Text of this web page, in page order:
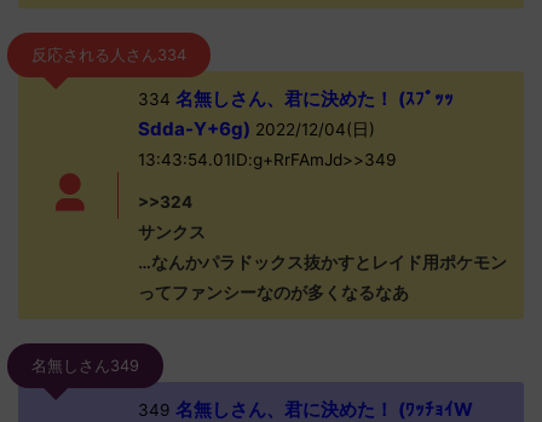
反応される人さん334
334 名無しさん、君に決めた！ (ｽﾌﾟｯｯ
Sdda-Y+6g) 2022/12/04(日)
13:43:54.01ID:g+RrFAmJd>>349
>>324
サンクス
…なんかパラドックス抜かすとレイド用ポケモン
ってファンシーなのが多くなるなあ
名無しさん349
349 名無しさん、君に決めた！ (ﾜｯﾁｮｲW